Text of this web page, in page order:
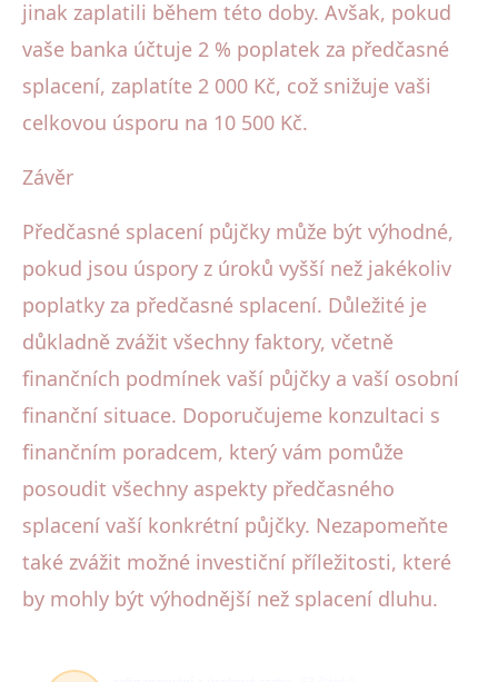
jinak zaplatili během této doby. Avšak, pokud
vaše banka účtuje 2 % poplatek za předčasné
splacení, zaplatíte 2 000 Kč, což snižuje vaši
celkovou úsporu na 10 500 Kč.
Závěr
Předčasné splacení půjčky může být výhodné,
pokud jsou úspory z úroků vyšší než jakékoliv
poplatky za předčasné splacení. Důležité je
důkladně zvážit všechny faktory, včetně
finančních podmínek vaší půjčky a vaší osobní
finanční situace. Doporučujeme konzultaci s
finančním poradcem, který vám pomůže
posoudit všechny aspekty předčasného
splacení vaší konkrétní půjčky. Nezapomeňte
také zvážit možné investiční příležitosti, které
by mohly být výhodnější než splacení dluhu.